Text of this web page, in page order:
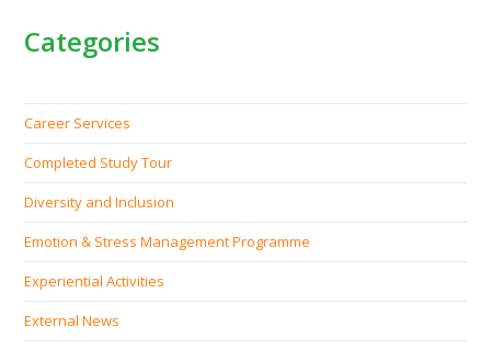
Categories
Career Services
Completed Study Tour
Diversity and Inclusion
Emotion & Stress Management Programme
Experiential Activities
External News